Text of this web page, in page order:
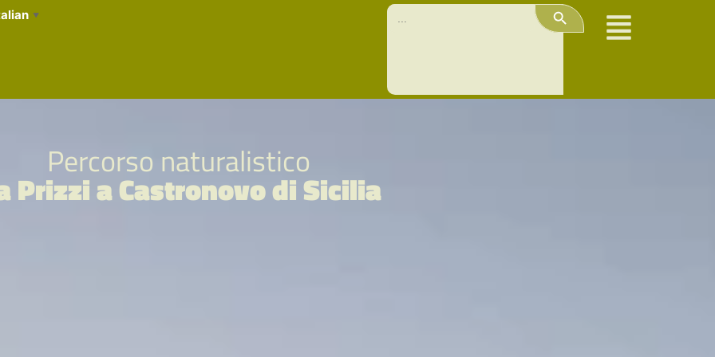
▼
Search
for:
Search Button
Percorso naturalistico
Prizzi a Castronovo di Sicilia